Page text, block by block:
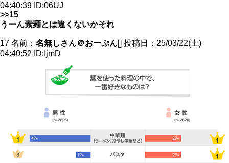
04:40:39 ID:06UJ
>>15
うーん素麺とは違くないかそれ
17 名前： 名無しさん＠おーぷん[] 投稿日：25/03/22(土)
04:40:52 ID:IjmD